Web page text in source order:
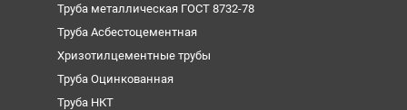
Труба металлическая ГОСТ 8732-78
Труба Асбестоцементная
Хризотилцементные трубы
Труба Оцинкованная
Труба НКТ